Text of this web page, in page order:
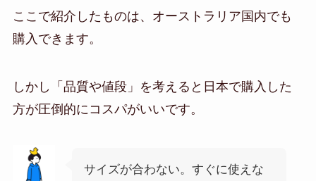
ここで紹介したものは、オーストラリア国内でも
購入できます。
しかし「品質や値段」を考えると日本で購入した
方が圧倒的にコスパがいいです。
サイズが合わない。すぐに使えな